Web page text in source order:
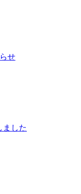
せ
ました